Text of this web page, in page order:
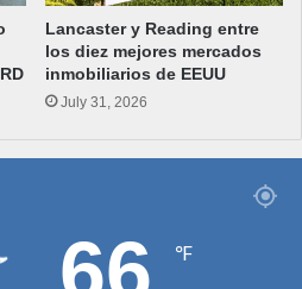
Lancaster y Reading entre
los diez mejores mercados
inmobiliarios de EEUU
July 31, 2026
℉